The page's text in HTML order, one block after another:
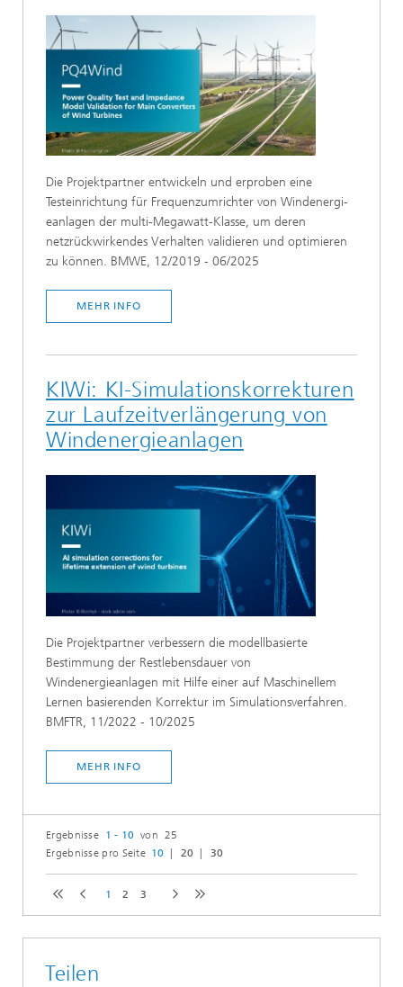
Die Projektpartner entwickeln und erproben eine
Testeinrichtung für Frequenzumrichter von Wind­energi­
eanlagen der multi-Megawatt-Klasse, um deren
netzrückwirkendes Verhalten vali­die­ren und optimieren
zu können. BMWE, 12/2019 - 06/2025
MEHR INFO
KIWi: KI-Simulationskorrekturen
zur Laufzeitverlängerung von
Windenergieanlagen
Die Projektpartner verbessern die modellbasierte
Bestimmung der Restlebensdauer von
Windenergieanlagen mit Hilfe einer auf Maschinellem
Lernen basierenden Korrektur im Simulationsverfahren.
BMFTR, 11/2022 - 10/2025
MEHR INFO
Ergebnisse 1 - 10 von 25
Ergebnisse pro Seite 10 20 30
1 2 3
Teilen